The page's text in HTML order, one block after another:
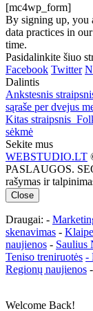
[mc4wp_form]
By signing up, you
data practices in our
time.
Pasidalinkite šiuo
Facebook Twitter
Dalintis
Ankstesnis
sąraše per dvejus
Kitas straipsnis
sėkmė
Sekite mus
WEBSTUDIO.LT
PASLAUGOS.
rašymas ir
Close
Draugai: -
skenavimas -
naujienos - Saulius
Teniso treniruotės -
Regionų naujienos -
Welcome Back!